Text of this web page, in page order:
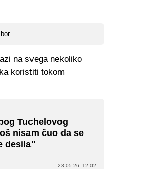
na svega nekoliko
koristiti tokom
Tuchelovog
nisam čuo da se
desila"
23.05.26. 12:02